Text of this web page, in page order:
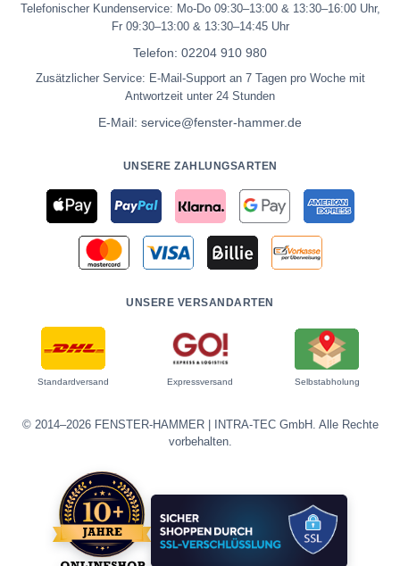
Telefonischer Kundenservice: Mo-Do 09:30–13:00 & 13:30–16:00 Uhr,
Fr 09:30–13:00 & 13:30–14:45 Uhr
Telefon: 02204 910 980
Zusätzlicher Service: E-Mail-Support an 7 Tagen pro Woche mit
Antwortzeit unter 24 Stunden
E-Mail: service@fenster-hammer.de
UNSERE ZAHLUNGSARTEN
UNSERE VERSANDARTEN
Standardversand Expressversand Selbstabholung
© 2014–2026 FENSTER-HAMMER | INTRA-TEC GmbH. Alle Rechte
vorbehalten.